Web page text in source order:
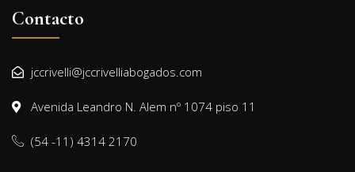
Contacto
jccrivelli@jccrivelliabogados.com
Avenida Leandro N. Alem nº 1074 piso 11
(54 -11) 4314 2170